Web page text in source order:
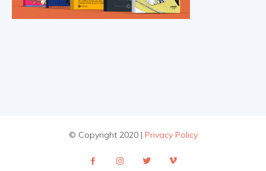
© Copyright 2020 | Privacy Policy